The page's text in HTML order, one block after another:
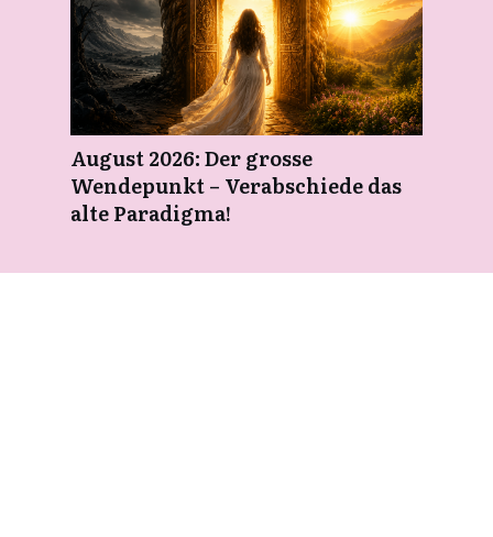
August 2026: Der grosse
Wendepunkt – Verabschiede das
alte Paradigma!